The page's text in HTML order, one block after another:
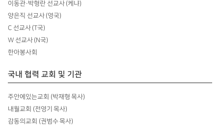
이동관·박형란 선교사 (케냐)
양은직 선교사 (영국)
C 선교사 (T국)
W 선교사 (N국)
한아봉사회
국내 협력 교회 및 기관
주안에있는교회 (박재형 목사)
내월교회 (전영기 목사)
감동의교회 (권범수 목사)